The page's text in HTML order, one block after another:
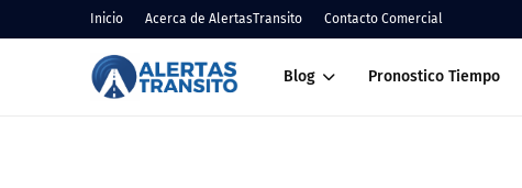
Inicio Acerca de AlertasTransito Contacto Comercial
Blog Pronostico Tiempo